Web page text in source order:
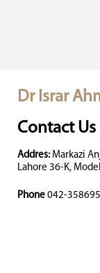
Dr Israr
Contact Us
Addres: Markazi
Lahore 36-K,
Phone 042-